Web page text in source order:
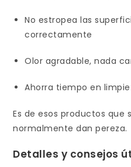
No estropea las
correctamente
Olor agradable, nada
Ahorra tiempo en
Es de esos productos que
normalmente dan pereza.
Detalles y consejos